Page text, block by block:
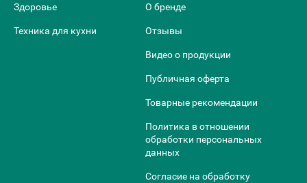
Здоровье
Техника для кухни
О бренде
Отзывы
Видео о продукции
Публичная оферта
Товарные рекомендации
Политика в отношении
обработки персональных
данных
Согласие на обработку